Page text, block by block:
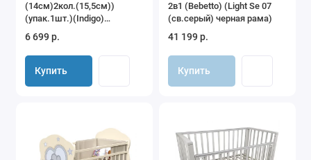
(14см)2кол.(15,5см))
(упак.1шт.)(Indigo)
(оливковый)
6 699 р.
Купить
2в1 (Bebetto) (Light Se 07
(св.серый) черная рама)
41 199 р.
Купить